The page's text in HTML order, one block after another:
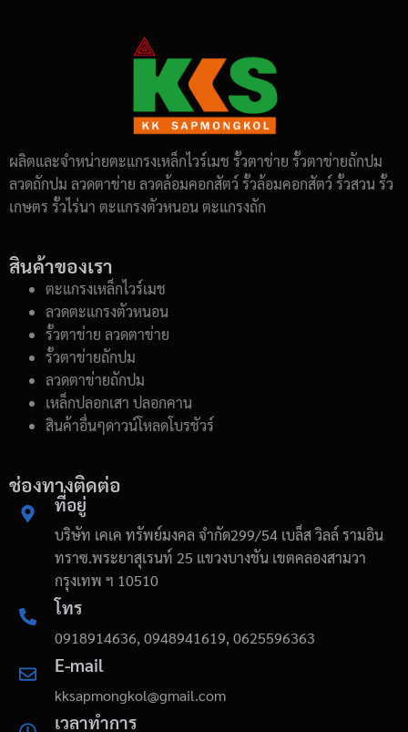
ผลิตและจำหน่ายตะแกรงเหล็กไวร์เมช รั้วตาข่าย รั้วตาข่ายถักปม
ลวดถักปม ลวดตาข่าย ลวดล้อมคอกสัตว์ รั้วล้อมคอกสัตว์ รั้วสวน รั้ว
เกษตร รั้วไร่นา ตะแกรงตัวหนอน ตะแกรงถัก
สินค้าของเรา
ตะแกรงเหล็กไวร์เมช
ลวดตะแกรงตัวหนอน
รั้วตาข่าย ลวดตาข่าย
รั้วตาข่ายถักปม
ลวดตาข่ายถักปม
เหล็กปลอกเสา ปลอกคาน
สินค้าอื่นๆดาวน์โหลดโบรชัวร์
ช่องทางติดต่อ
ที่อยู่
บริษัท เคเค ทรัพย์มงคล จำกัด299/54 เบล็ส วิลล์ รามอิน
ทราซ.พระยาสุเรนท์ 25 แขวงบางชัน เขตคลองสามวา
กรุงเทพ ฯ 10510
โทร
0918914636, 0948941619, 0625596363
E-mail
kksapmongkol@gmail.com
เวลาทำการ